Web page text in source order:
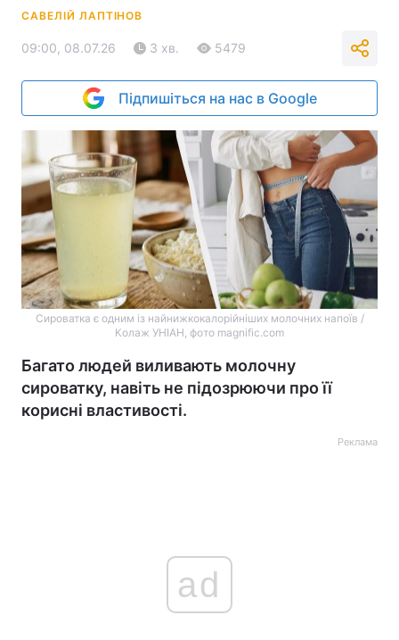
САВЕЛІЙ ЛАПТІНОВ
09:00, 08.07.26 3 хв. 5479
Підпишіться на нас в Google
Сироватка є одним із найнижкокалорійніших молочних напоїв /
Колаж УНІАН, фото magnific.com
Багато людей виливають молочну
сироватку, навіть не підозрюючи про її
корисні властивості.
Реклама
ad